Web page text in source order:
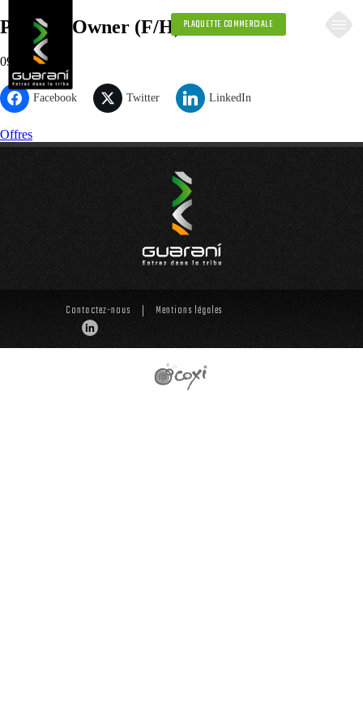
PLAQUETTE COMMERCIALE
Product Owner (F/H)
09.30.2021
Facebook Twitter LinkedIn
Offres
Contactez-nous Mentions légales